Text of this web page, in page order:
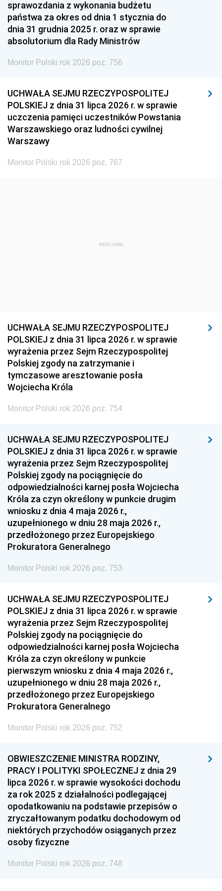
1951 1950
1948 1947 1946
1939 1938
sprawozdania z wykonania budżetu
państwa za okres od dnia 1 stycznia do
dnia 31 grudnia 2025 r. oraz w sprawie
absolutorium dla Rady Ministrów
Monitor Polski rok 2026 poz. 756
UCHWAŁA SEJMU RZECZYPOSPOLITEJ
POLSKIEJ z dnia 31 lipca 2026 r. w sprawie
uczczenia pamięci uczestników Powstania
Warszawskiego oraz ludności cywilnej
Warszawy
Monitor Polski rok 2026 poz. 767
REKLAMA
UCHWAŁA SEJMU RZECZYPOSPOLITEJ
POLSKIEJ z dnia 31 lipca 2026 r. w sprawie
wyrażenia przez Sejm Rzeczypospolitej
Polskiej zgody na zatrzymanie i
tymczasowe aresztowanie posła
Wojciecha Króla
Monitor Polski rok 2026 poz. 754
UCHWAŁA SEJMU RZECZYPOSPOLITEJ
POLSKIEJ z dnia 31 lipca 2026 r. w sprawie
wyrażenia przez Sejm Rzeczypospolitej
Polskiej zgody na pociągnięcie do
odpowiedzialności karnej posła Wojciecha
Króla za czyn określony w punkcie drugim
wniosku z dnia 4 maja 2026 r.,
uzupełnionego w dniu 28 maja 2026 r.,
przedłożonego przez Europejskiego
Prokuratora Generalnego
Monitor Polski rok 2026 poz. 753
UCHWAŁA SEJMU RZECZYPOSPOLITEJ
POLSKIEJ z dnia 31 lipca 2026 r. w sprawie
wyrażenia przez Sejm Rzeczypospolitej
Polskiej zgody na pociągnięcie do
odpowiedzialności karnej posła Wojciecha
Króla za czyn określony w punkcie
pierwszym wniosku z dnia 4 maja 2026 r.,
uzupełnionego w dniu 28 maja 2026 r.,
przedłożonego przez Europejskiego
Prokuratora Generalnego
Monitor Polski rok 2026 poz. 752
OBWIESZCZENIE MINISTRA RODZINY,
PRACY I POLITYKI SPOŁECZNEJ z dnia 29
lipca 2026 r. w sprawie wysokości dochodu
za rok 2025 z działalności podlegającej
opodatkowaniu na podstawie przepisów o
zryczałtowanym podatku dochodowym od
niektórych przychodów osiąganych przez
osoby fizyczne
Monitor Polski rok 2026 poz. 748